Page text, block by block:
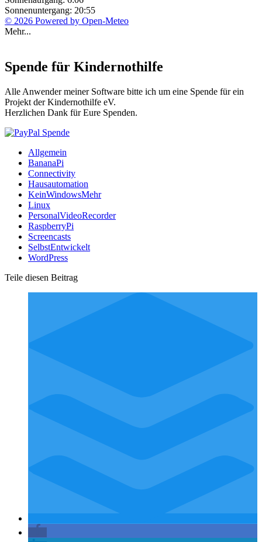
Sonnenuntergang: 20:55
© 2026 Powered by Open-Meteo
Mehr...
Spende für Kindernothilfe
Alle Anwender meiner Software bitte ich um eine Spende für ein
Projekt der Kindernothilfe eV.
Herzlichen Dank für Eure Spenden.
Allgemein
BananaPi
Connectivity
Hausautomation
KeinWindowsMehr
Linux
PersonalVideoRecorder
RaspberryPi
Screencasts
SelbstEntwickelt
WordPress
Teile diesen Beitrag